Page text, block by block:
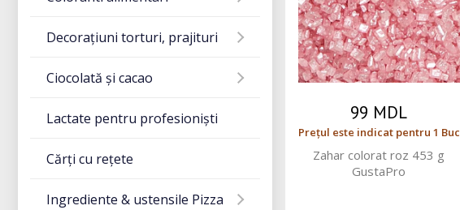
Decorațiuni torturi, prajituri
Ciocolată și cacao
Lactate pentru profesioniști
Cărți cu rețete
Ingrediente & ustensile Pizza
99 MDL
Prețul este indicat pentru 1 Buc
Zahar colorat roz 453 g
GustaPro